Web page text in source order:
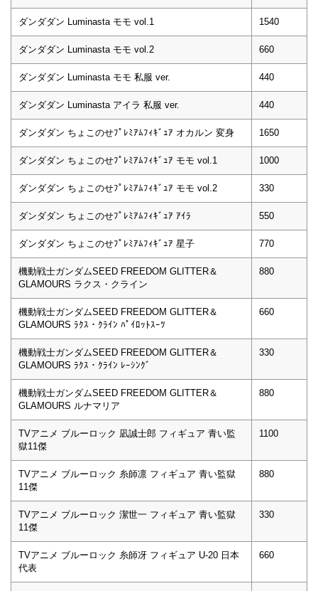
ダンダダン Luminasta モモ vol.1 1540
ダンダダン Luminasta モモ vol.2 660
ダンダダン Luminasta モモ 私服 ver. 440
ダンダダン Luminasta アイラ 私服 ver. 440
ダンダダン ちょこのせﾌﾟﾚﾐｱﾑﾌｨｷﾞｭｱ オカルン 変身 1650
ダンダダン ちょこのせﾌﾟﾚﾐｱﾑﾌｨｷﾞｭｱ モモ vol.1 1000
ダンダダン ちょこのせﾌﾟﾚﾐｱﾑﾌｨｷﾞｭｱ モモ vol.2 330
ダンダダン ちょこのせﾌﾟﾚﾐｱﾑﾌｨｷﾞｭｱ ｱｲﾗ 550
ダンダダン ちょこのせﾌﾟﾚﾐｱﾑﾌｨｷﾞｭｱ 星子 770
機動戦士ガンダムSEED FREEDOM GLITTER＆
GLAMOURS ラクス・クライン
880
機動戦士ガンダムSEED FREEDOM GLITTER＆
GLAMOURS ﾗｸｽ・ｸﾗｲﾝ ﾊﾟｲﾛｯﾄｽｰﾂ
660
機動戦士ガンダムSEED FREEDOM GLITTER＆
GLAMOURS ﾗｸｽ・ｸﾗｲﾝ ﾚｰｼﾝｸﾞ
330
機動戦士ガンダムSEED FREEDOM GLITTER＆
GLAMOURS ルナマリア
880
TVアニメ ブルーロック 凪誠士郎 フィギュア 青い監
獄11傑
1100
TVアニメ ブルーロック 糸師凛 フィギュア 青い監獄
11傑
880
TVアニメ ブルーロック 潔世一 フィギュア 青い監獄
11傑
330
TVアニメ ブルーロック 糸師冴 フィギュア U-20 日本
代表
660